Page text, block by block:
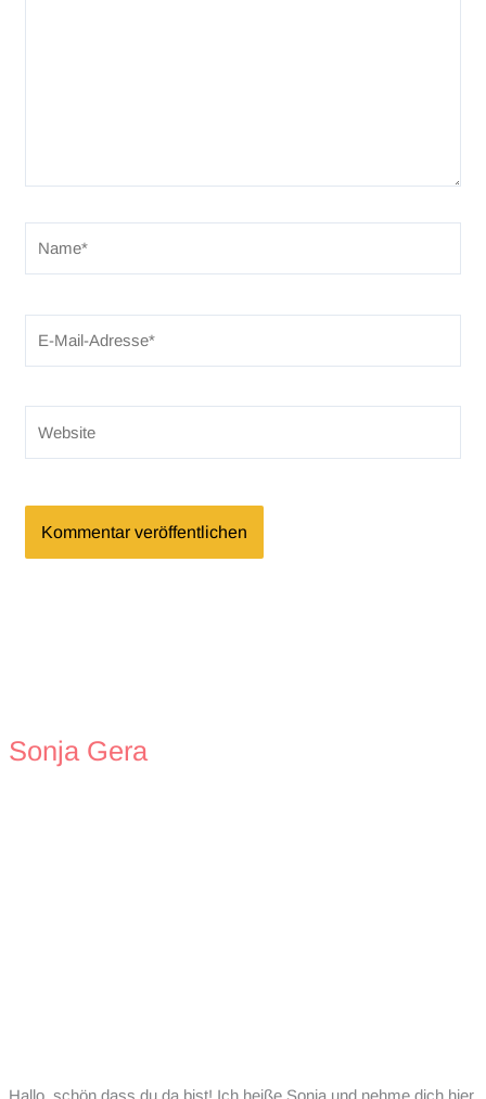
Mail-
Sonja Gera
Hallo, schön dass du da bist! Ich heiße Sonja und nehme dich hier